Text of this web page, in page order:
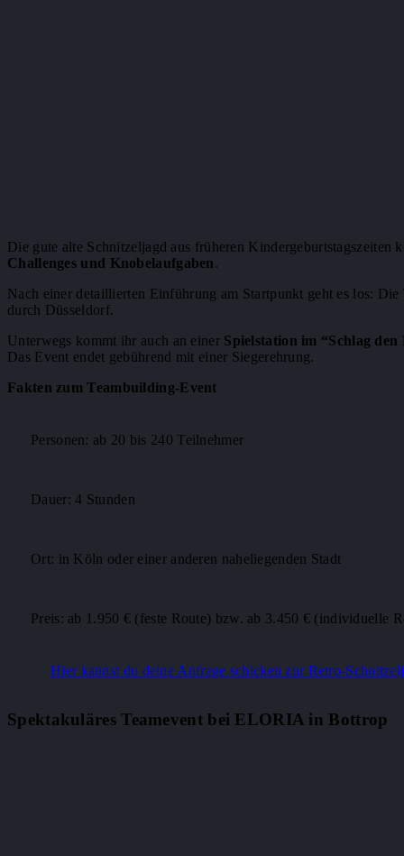
Die gute alte Schnitzeljagd aus früheren
Challenges und Knobelaufgaben.
Nach einer detaillierten Einführung am Startpunkt geht es los:
durch Düsseldorf.
Unterwegs kommt ihr auch an einerSpielstation im “Schlag den
Das Event endet gebührend mit einer Siegerehrung.
Fakten zum Teambuilding-Event
Personen: ab 20 bis 240 Teilnehmer
Dauer: 4 Stunden
Ort: in Köln oder einer anderen naheliegenden Stadt
Preis: ab 1.950 € (feste Route) bzw. ab 3.450 € (individuelle
Hier kannst du deine Anfrage schicken zur Retro-
Spektakuläres Teamevent bei ELORIA in Bottrop